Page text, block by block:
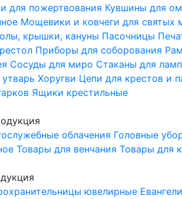
для пожертвования Кувшины для
Мощевики и ковчеги для святых
крышки, кануны Пасочницы
Приборы для соборования
Сосуды для миро Стаканы для
утварьХоругви Цепи для крестов и
Ящики крестильные
облачения Головные
Товары для венчанияТовары для
ювелирные